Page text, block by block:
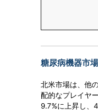
糖尿病機器市
北米市場は、他
配的なプレイヤ
9.7%に上昇し、